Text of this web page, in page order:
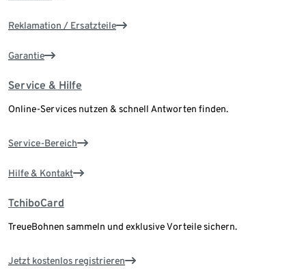
Reklamation / Ersatzteile
Garantie
Service & Hilfe
Online-Services nutzen & schnell Antworten finden.
Service-Bereich
Hilfe & Kontakt
TchiboCard
TreueBohnen sammeln und exklusive Vorteile sichern.
Jetzt kostenlos registrieren